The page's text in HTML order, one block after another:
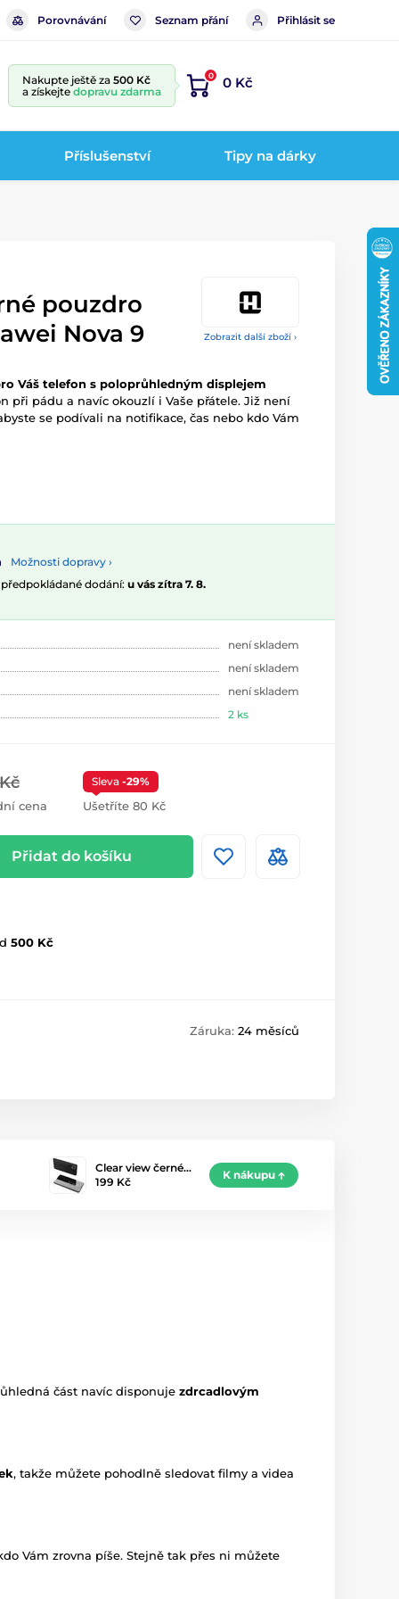
Porovnávání Seznam přání Přihlásit se
Nakupte ještě za 500 Kč
a získejte dopravu zdarma
0 0 Kč
Příslušenství Tipy na dárky
Zobrazit další zboží ›
pouzdro
Nova 9
Váš telefon s poloprůhledným displejem
při pádu a navíc okouzlí i Vaše přátele. Již není
se podívali na notifikace, čas nebo kdo Vám
Možnosti dopravy ›
dodání: u vás zítra 7. 8.
není skladem
není skladem
není skladem
2 ks
cena
Sleva -29%
Ušetříte 80 Kč
Přidat do košíku
500 Kč
Záruka: 24 měsíců
Clear view černé…
199 Kč
K nákupu
část navíc disponuje zdrcadlovým
, takže můžete pohodlně sledovat filmy a videa
Vám zrovna píše. Stejně tak přes ni můžete